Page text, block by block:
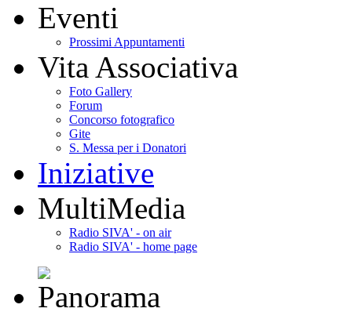
Eventi
Prossimi Appuntamenti
Vita Associativa
Foto Gallery
Forum
Concorso fotografico
Gite
S. Messa per i Donatori
Iniziative
MultiMedia
Radio SIVA' - on air
Radio SIVA' - home page